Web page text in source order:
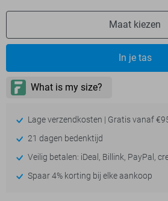
Maat kiezen
In je tas
Lage verzendkosten | Gratis vanaf
21 dagen bedenktijd
Veilig betalen: iDeal, Billink, PayPal,
Spaar 4% korting bij elke aankoop